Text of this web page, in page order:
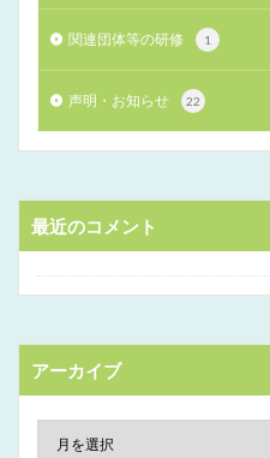
関連団体等の研修 1
声明・お知らせ 22
最近のコメント
アーカイブ